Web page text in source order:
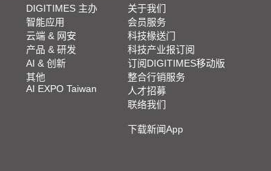
DIGITIMES 主办
智能应用
云端 & 网安
产品 & 研发
AI & 创新
其他
AI EXPO Taiwan
关于我们
会员服务
科技椽送门
科技产业报订阅
订阅DIGITIMES移动版
整合行销服务
人才招募
联络我们
下载新闻App